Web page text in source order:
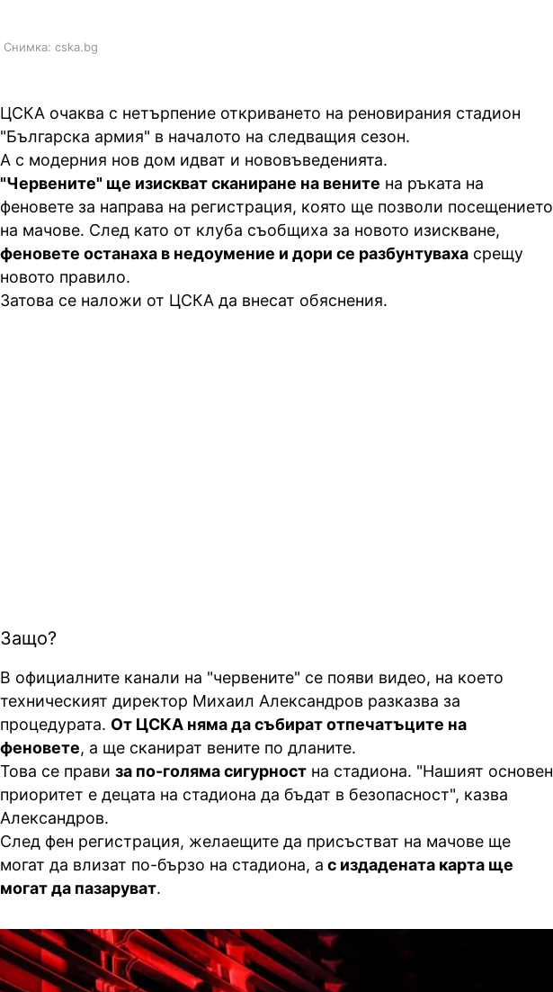
Снимка: cska.bg
ЦСКА очаква с нетърпение откриването на реновирания стадион
"Българска армия" в началото на следващия сезон.
А с модерния нов дом идват и нововъведенията.
"Червените" ще изискват сканиране на вените на ръката на
феновете за направа на регистрация, която ще позволи посещението
на мачове. След като от клуба съобщиха за новото изискване,
феновете останаха в недоумение и дори се разбунтуваха срещу
новото правило.
Затова се наложи от ЦСКА да внесат обяснения.
Защо?
В официалните канали на "червените" се появи видео, на което
техническият директор Михаил Александров разказва за
процедурата. От ЦСКА няма да събират отпечатъците на
феновете, а ще сканират вените по дланите.
Това се прави за по-голяма сигурност на стадиона. "Нашият основен
приоритет е децата на стадиона да бъдат в безопасност", казва
Александров.
След фен регистрация, желаещите да присъстват на мачове ще
могат да влизат по-бързо на стадиона, а с издадената карта ще
могат да пазаруват.